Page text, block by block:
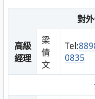
對
高級
經理
梁
倩
文
Tel:
0835